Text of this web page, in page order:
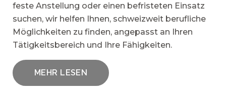
feste Anstellung oder einen befristeten Einsatz
suchen, wir helfen Ihnen, schweizweit berufliche
Möglichkeiten zu finden, angepasst an Ihren
Tätigkeitsbereich und Ihre Fähigkeiten.
MEHR LESEN